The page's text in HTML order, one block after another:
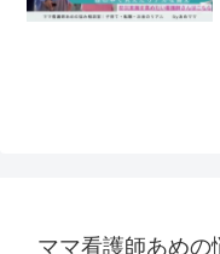
ママ看護師あめの